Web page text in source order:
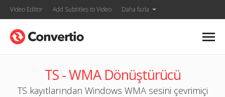
Video Editor Add Subtitles to Video Daha fazla
TS - WMA Dönüştürücü
TS kayıtlarından Windows WMA sesini çevrimiçi